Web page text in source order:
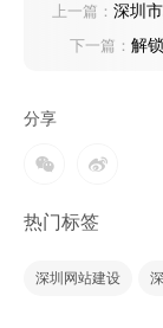
分享
热门标签
深圳网站建设
上一篇： 深圳
下一篇： 解